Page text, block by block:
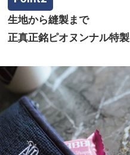
生地から縫製まで
正真正銘ピオヌンナル特製